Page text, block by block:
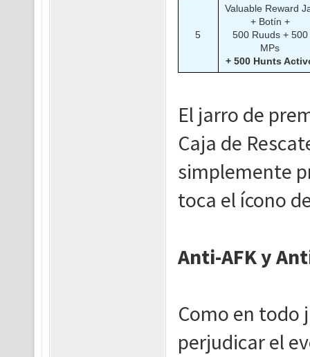
5
Valuable Reward
+ Botín +
500 Ruuds + 500
MPs
+ 500 Hunts
El jarro de
Caja de
simplemente
toca el ícono
Anti-AFK y
Como en todo
perjudicar el